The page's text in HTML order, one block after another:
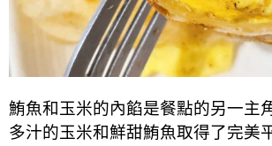
鮪魚和玉米的內餡是餐點的另一主
多汁的玉米和鮮甜鮪魚取得了完美